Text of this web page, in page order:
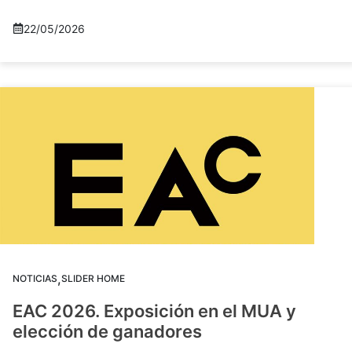
22/05/2026
NOTICIAS,SLIDER HOME
EAC 2026. Exposición en el MUA y
elección de ganadores